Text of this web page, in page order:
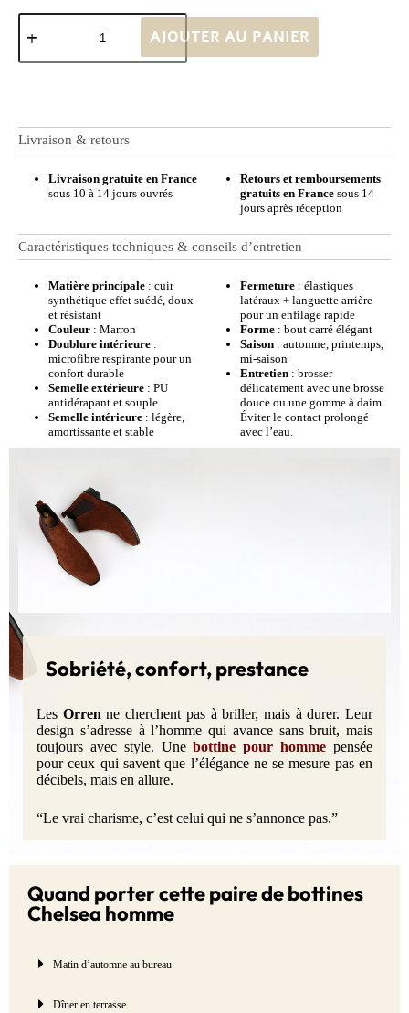
AJOUTER AU PANIER
Caractéristiques techniques & conseils d’entretien
Matière principale: cuir
synthétique effet suédé, doux
et résistant
Couleur: Marron
Doublure intérieure:
microfibre respirante pour un
confort durable
Semelle extérieure: PU
antidérapant et souple
Semelle intérieure: légère,
amortissante et stable
Fermeture : élastiques
latéraux + languette arrière
pour un enfilage rapide
Forme : bout carré élégant
Saison : automne, printemps,
mi-saison
Entretien : brosser
délicatement avec une brosse
douce ou une gomme à daim.
Éviter le contact prolongé
avec l’eau.
Livraison & retours
Livraison gratuite en France
sous 10 à 14 jours ouvrés
Retours et remboursements
gratuits en France sous 14
jours après réception
Sobriété, confort, prestance
Les Orren ne cherchent pas à briller, mais à durer. Leur
design s’adresse à l’homme qui avance sans bruit, mais
toujours avec style. Unebottine pour homme pensée
pour ceux qui savent que l’élégance ne se mesure pas en
décibels, mais en allure.
“Le vrai charisme, c’est celui qui ne s’annonce pas.”
Quand porter cette paire de bottines
Chelsea homme
Matin d’automne au bureau
Dîner en terrasse